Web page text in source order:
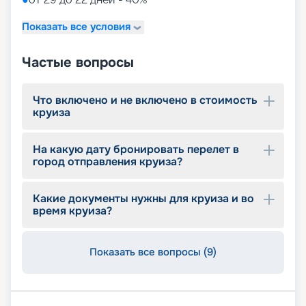
детский внутренний комплекс,
Показать все условия
Частые вопросы
Что включено и не включено в стоимость
круиза
На какую дату бронировать перелет в
город отправления круиза?
Какие документы нужны для круиза и во
время круиза?
Показать все вопросы (9)